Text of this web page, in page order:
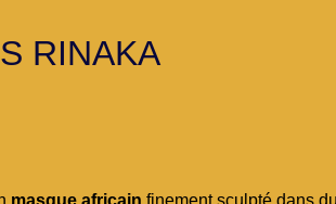
RINAKA
masque africain finement sculpté dans